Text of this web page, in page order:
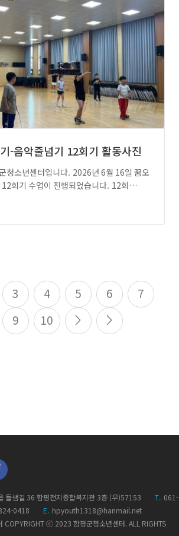
-음악줄넘기 12회기 활동사진
입니다. 2026년 6월 16일 꿈오
라기-음악줄넘기 12회기 수업이 진행되었습니다. 12회…
3 4 5 6
7
9 10
들샘길 36 함평천지종합복지관 3층 (우)57153 T. 061-
0418 E. hpyouth1318@hanmail.net
COPYRIGHTⓒ 2023 함평군청소년센터. ALL RIGHTS